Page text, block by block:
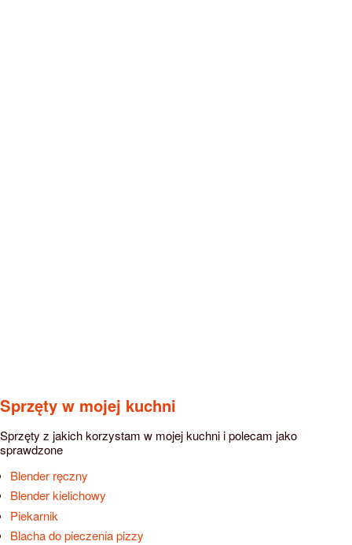
Sprzęty w mojej kuchni
Sprzęty z jakich korzystam w mojej kuchni i polecam jako
sprawdzone
Blender ręczny
Blender kielichowy
Piekarnik
Blacha do pieczenia pizzy